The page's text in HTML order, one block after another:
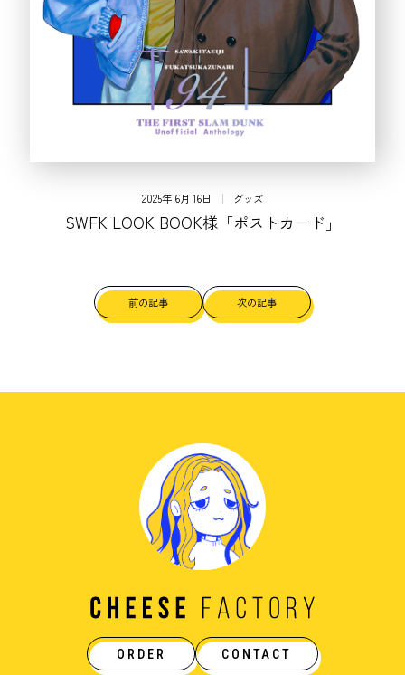
2025年 6月 16日 グッズ
SWFK LOOK BOOK様「ポストカード」
前の記事 次の記事
ORDER CONTACT